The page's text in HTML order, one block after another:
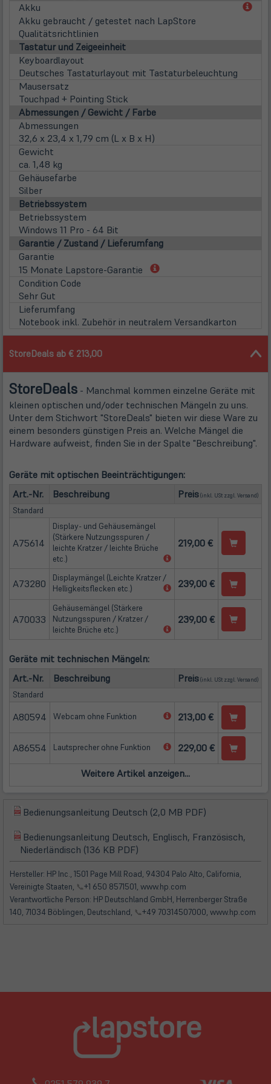
Akku
Akku gebraucht / getestet nach LapStore
Qualitätsrichtlinien
Tastatur und Zeigeeinheit
Keyboardlayout
Deutsches Tastaturlayout mit Tastaturbeleuchtung
Mausersatz
Touchpad + Pointing Stick
Abmessungen / Gewicht / Farbe
Abmessungen
32,6 x 23,4 x 1,79 cm (L x B x H)
Gewicht
ca. 1,48 kg
Gehäusefarbe
Silber
Betriebssystem
Betriebssystem
Windows 11 Pro - 64 Bit
Garantie / Zustand / Lieferumfang
Garantie
15 Monate Lapstore-Garantie
(öffnet
Condition Code
Sehr Gut
Lieferumfang
Notebook inkl. Zubehör in neutralem Versandkarton
StoreDeals ab € 213,00
StoreDeals - Manchmal kommen einzelne Geräte mit
kleinen optischen und/oder technischen Mängeln zu uns.
Unter dem Stichwort "StoreDeals" bieten wir diese Ware zu
einem besonders günstigen Preis an. Welche Mängel die
Hardware aufweist, finden Sie in der Spalte "Beschreibung".
Geräte mit optischen Beeinträchtigungen:
Art.-Nr.
Beschreibung Preis(inkl. USt zzgl. Versand)
Standard
A75614
Display- und Gehäusemängel
(Stärkere Nutzungsspuren /
leichte Kratzer / leichte Brüche
etc.)
(öffnet
neuem
Tab)
219,00 €
A73280
Displaymängel (Leichte Kratzer /
Helligkeitsflecken etc.)
(öffnet
Tab)
239,00 €
A70033
Gehäusemängel (Stärkere
Nutzungsspuren / Kratzer /
leichte Brüche etc.)
(öffnet
239,00 €
Geräte mit technischen Mängeln:
Art.-Nr.
Beschreibung Preis(inkl. USt zzgl. Versand)
Standard
A80594 Webcam ohne Funktion
(öffnet
Tab)
213,00 €
A86554 Lautsprecher ohne Funktion
(öffnet
Tab)
229,00 €
in
neuem
Tab)
Bedienungsanleitung Deutsch (2,0 MB PDF)
neuem
(öffnet
in
neuem
Tab)
Bedienungsanleitung Deutsch, Englisch, Französisch,
Niederländisch (136 KB PDF)
in
neuem
Tab)
Hersteller: HP Inc., 1501 Page Mill Road, 94304 Palo Alto, California,
Vereinigte Staaten, 📞+1 650 8571501, www.hp.com
Verantwortliche Person: HP Deutschland GmbH, Herrenberger Straße
140, 71034 Böblingen, Deutschland, 📞+49 70314507000, www.hp.com